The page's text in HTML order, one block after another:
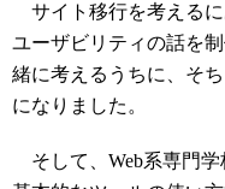
サイト移行を考える
ユーザビリティの話を
緒に考えるうちに、そ
になりました。
そして、Web系専門学